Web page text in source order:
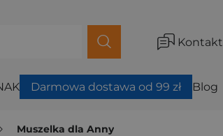
Kontakt
Darmowa dostawa od 99 zł Blog
Muszelka dla Anny